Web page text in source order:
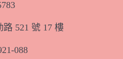
521 號 17 樓
088